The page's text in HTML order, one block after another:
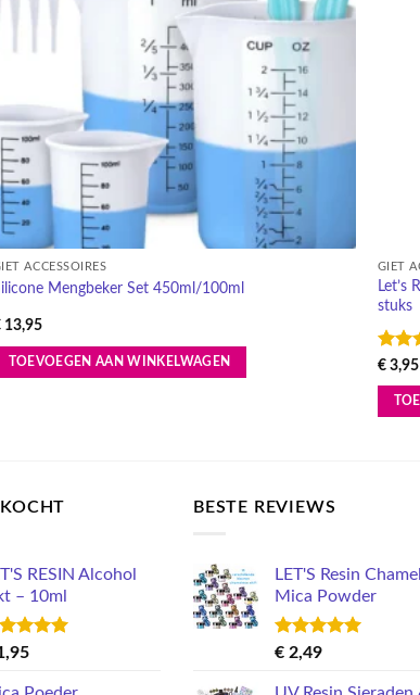
ACCESSOIRES
Silicone Mengbeker Set 450ml/100ml
13,95
TOEVOEGEN AAN WINKELWAGEN
GIET
Let’s
stuks
€3,95
RESIN Alcohol
– 10ml
BESTE REVIEWS
LET'S Resin
Mica Powder
Gewaardeerd
€ 2,49